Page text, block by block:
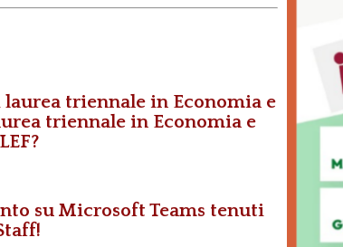
laurea triennale in Economia e
triennale in Economia e
?
su Microsoft Teams tenuti